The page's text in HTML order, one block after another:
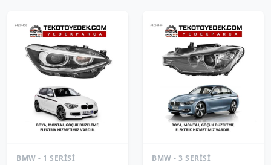
BMW - 1 SERISI BMW - 3 SERISI